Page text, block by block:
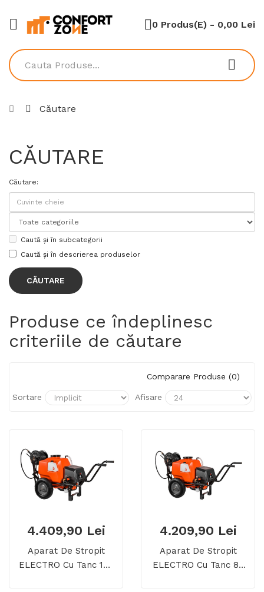
0 Produs(e) - 0,00 Lei
Căutare
CĂUTARE
Căutare:
Caută și în subcategorii
Caută și în descrierea produselor
Produse ce îndeplinesc
criteriile de căutare
Comparare Produse (0)
Sortare Afisare
4.409,90 Lei
Aparat De Stropit
ELECTRO Cu Tanc 100
4.209,90 Lei
Aparat De Stropit
ELECTRO Cu Tanc 80